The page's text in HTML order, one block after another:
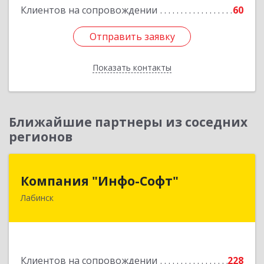
Клиентов на сопровождении 60
Отправить заявку
Показать контакты
Отправить заявку
Назад
Ближайшие партнеры из соседних
регионов
Компания "Инфо-Софт"
Лабинск
Клиентов на сопровождении 228
Компания "Инфо-Софт"
352500, Краснодарский край, Лабинский р-н,